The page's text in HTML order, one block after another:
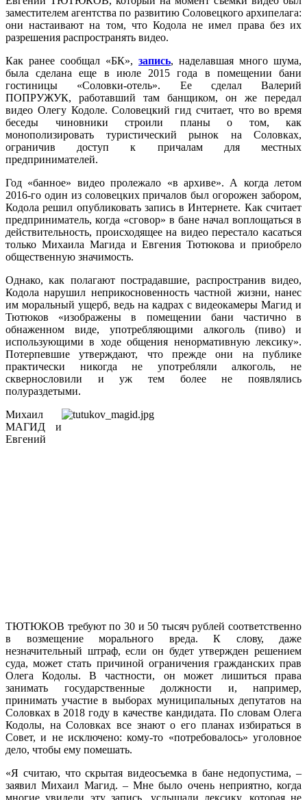
заместителем агентства по развитию Соловецкого архипелага:
они настаивают на том, что Кодола не имел права без их
разрешения распространять видео.
Как ранее сообщал «БК», запись, наделавшая много шума,
была сделана еще в июле 2015 года в помещении бани
гостиницы «Соловки-отель». Ее сделал Валерий
ПОПРУЖУК, работавший там банщиком, он же передал
видео Олегу Кодоле. Соловецкий гид считает, что во время
беседы чиновники строили планы о том, как
монополизировать туристический рынок на Соловках,
ограничив доступ к причалам для местных
предпринимателей.
Год «банное» видео пролежало «в архиве». А когда летом
2016-го один из соловецких причалов был огорожен забором,
Кодола решил опубликовать запись в Интернете. Как считает
предприниматель, когда «сговор» в бане начал воплощаться в
действительность, происходящее на видео перестало касаться
только Михаила Магида и Евгения Тютюкова и приобрело
общественную значимость.
Однако, как полагают пострадавшие, распространив видео,
Кодола нарушил неприкосновенность частной жизни, нанес
им моральный ущерб, ведь на кадрах с видеокамеры Магид и
Тютюков «изображены в помещении бани частично в
обнаженном виде, употребляющими алкоголь (пиво) и
использующими в ходе общения ненормативную лексику».
Потерпевшие утверждают, что прежде они на публике
практически никогда не употребляли алкоголь, не
сквернословили и уж тем более не появлялись
полураздетыми.
Михаил
МАГИД и
Евгений
ТЮТЮКОВ требуют по 30 и 50 тысяч рублей соответственно
в возмещение морального вреда. К слову, даже
незначительный штраф, если он будет утвержден решением
суда, может стать причиной ограничения гражданских прав
Олега Кодолы. В частности, он может лишиться права
занимать государственные должности и, например,
принимать участие в выборах муниципальных депутатов на
Соловках в 2018 году в качестве кандидата. По словам Олега
Кодолы, на Соловках все знают о его планах избираться в
Совет, и не исключено: кому-то «потребовалось» уголовное
дело, чтобы ему помешать.
«Я считаю, что скрытая видеосъемка в бане недопустима, –
заявил Михаил Магид. – Мне было очень неприятно, когда
многие увидели эту запись, услышали лексику, которая не